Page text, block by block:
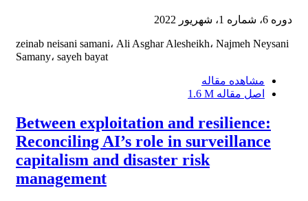
دوره 6، شماره 1، شهریور 2022
zeinab neisani samani، Ali Asghar Alesheikh، Najmeh Neysani
Samany، sayeh bayat
مشاهده مقاله
اصل مقاله 1.6 M
Between exploitation and resilience:
Reconciling AI’s role in surveillance
capitalism and disaster risk
management